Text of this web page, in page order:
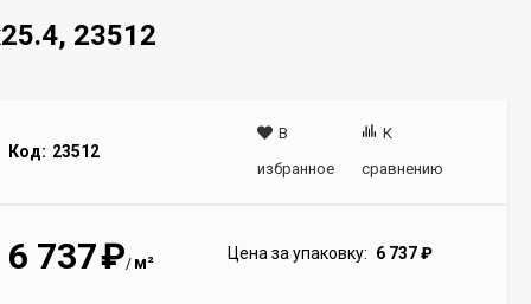
23512
Код: 23512
В
избранное
К
сравнению
6 737₽/ м² Цена за упаковку: 6 737₽